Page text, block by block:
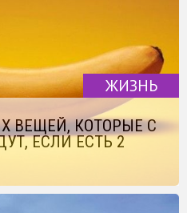
ЖИЗНЬ
ВЕЩЕЙ, КОТОРЫЕ С
ЕСЛИ ЕСТЬ 2